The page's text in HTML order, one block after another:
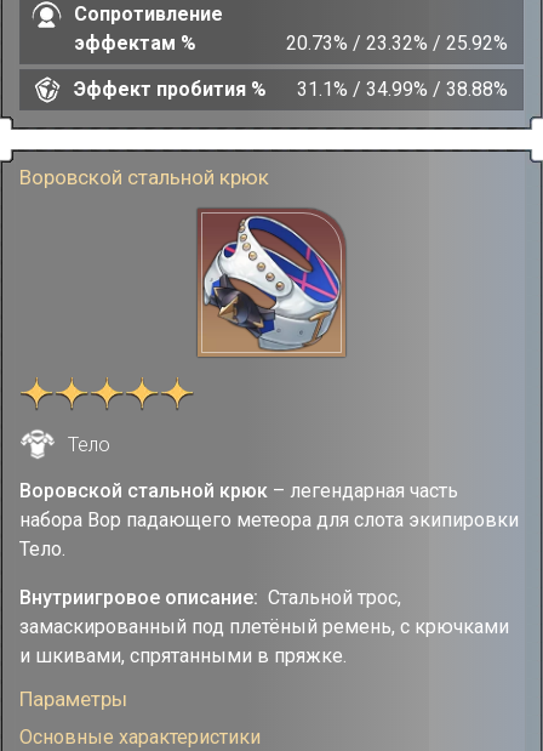
Сопротивление
эффектам %
20.73% / 23.32% / 25.92%
Эффект пробития %
31.1% / 34.99% / 38.88%
Воровской стальной крюк
Тело
Воровской стальной крюк – легендарная часть
набора Вор падающего метеора для слота экипировки
Тело.
Внутриигровое описание: Стальной трос,
замаскированный под плетёный ремень, с крючками
и шкивами, спрятанными в пряжке.
Параметры
Основные характеристики